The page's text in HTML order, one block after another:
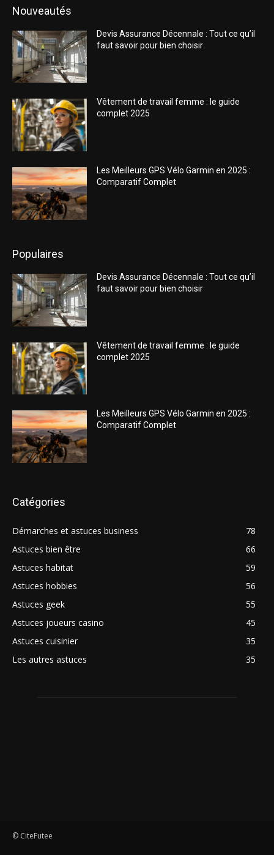
Nouveautés
Devis Assurance Décennale : Tout ce qu’il
faut savoir pour bien choisir
Vêtement de travail femme : le guide
complet 2025
Les Meilleurs GPS Vélo Garmin en 2025 :
Comparatif Complet
Populaires
Devis Assurance Décennale : Tout ce qu’il
faut savoir pour bien choisir
Vêtement de travail femme : le guide
complet 2025
Les Meilleurs GPS Vélo Garmin en 2025 :
Comparatif Complet
Catégories
Démarches et astuces business
78
Astuces bien être
66
Astuces habitat
59
Astuces hobbies
56
Astuces geek
55
Astuces joueurs casino
45
Astuces cuisinier
35
Les autres astuces
35
© CiteFutee